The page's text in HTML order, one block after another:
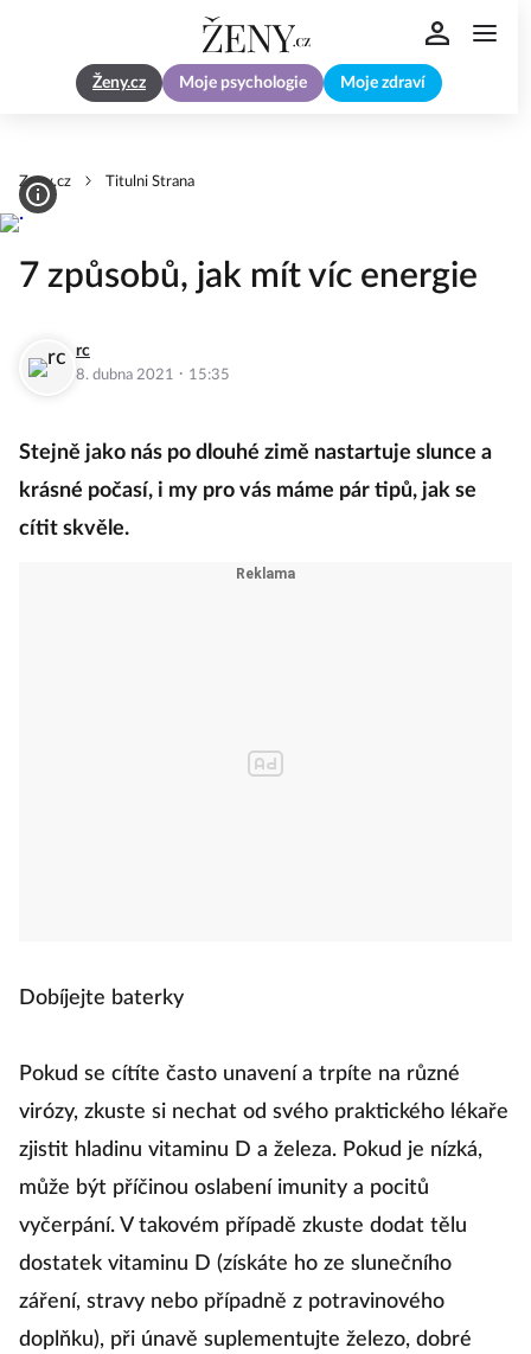
Ženy.cz Moje psychologie Moje zdraví
Zeny.cz Titulni Strana
7 způsobů, jak mít víc energie
rc
8. dubna 2021 · 15:35
Stejně jako nás po dlouhé zimě nastartuje slunce a
krásné počasí, i my pro vás máme pár tipů, jak se
cítit skvěle.
Dobíjejte baterky
Pokud se cítíte často unavení a trpíte na různé
virózy, zkuste si nechat od svého praktického lékaře
zjistit hladinu vitaminu D a železa. Pokud je nízká,
může být příčinou oslabení imunity a pocitů
vyčerpání. V takovém případě zkuste dodat tělu
dostatek vitaminu D (získáte ho ze slunečního
záření, stravy nebo případně z potravinového
doplňku), při únavě suplementujte železo, dobré